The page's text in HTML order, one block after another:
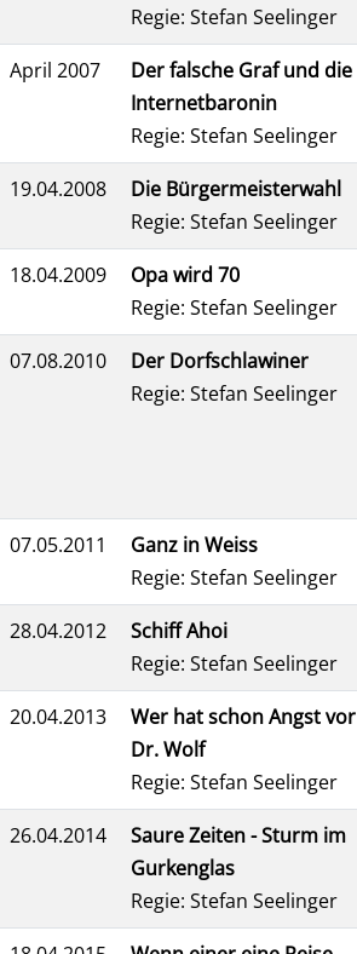
Regie: Stefan Seelinger
April 2007
Der falsche Graf und die
Internetbaronin
Regie: Stefan Seelinger
19.04.2008
Die Bürgermeisterwahl
Regie: Stefan Seelinger
18.04.2009
Opa wird 70
Regie: Stefan Seelinger
07.08.2010
Der Dorfschlawiner
Regie: Stefan Seelinger
07.05.2011
Ganz in Weiss
Regie: Stefan Seelinger
28.04.2012
Schiff Ahoi
Regie: Stefan Seelinger
20.04.2013
Wer hat schon Angst vor
Dr. Wolf
Regie: Stefan Seelinger
26.04.2014
Saure Zeiten - Sturm im
Gurkenglas
Regie: Stefan Seelinger